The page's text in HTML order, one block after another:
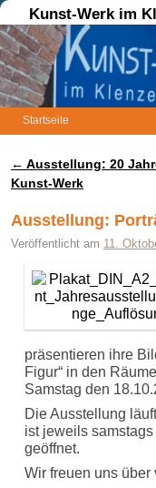
Kunst-Werk im
Startseite
Artikelnavigation
← Ausstellung: 20
Kunst-Werk
Ausstellung:
Veröffentlicht am 11.
präsentieren ihre
Figur“ in den
Samstag den
Die Ausstellung
ist jeweils
geöffnet.
Wir freuen uns über